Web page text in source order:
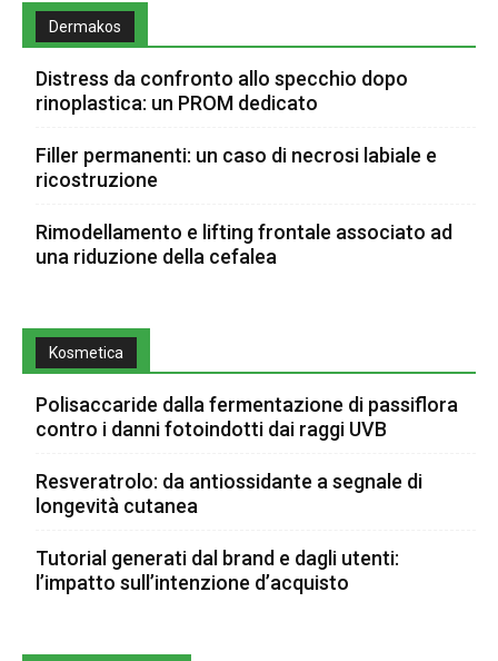
Dermakos
Distress da confronto allo specchio dopo
rinoplastica: un PROM dedicato
Filler permanenti: un caso di necrosi labiale e
ricostruzione
Rimodellamento e lifting frontale associato ad
una riduzione della cefalea
Kosmetica
Polisaccaride dalla fermentazione di passiflora
contro i danni fotoindotti dai raggi UVB
Resveratrolo: da antiossidante a segnale di
longevità cutanea
Tutorial generati dal brand e dagli utenti:
l’impatto sull’intenzione d’acquisto